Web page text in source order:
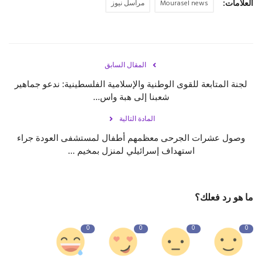
حياة
العلامات: Mourasel news مراسل نيوز
المقال السابق
لجنة المتابعة للقوى الوطنية والإسلامية الفلسطينية: ندعو جماهير
شعبنا إلى هبة واس...
المادة التالية
وصول عشرات الجرحى معظمهم أطفال لمستشفى العودة جراء
استهداف إسرائيلي لمنزل بمخيم ...
ما هو رد فعلك؟
0
0
0
0